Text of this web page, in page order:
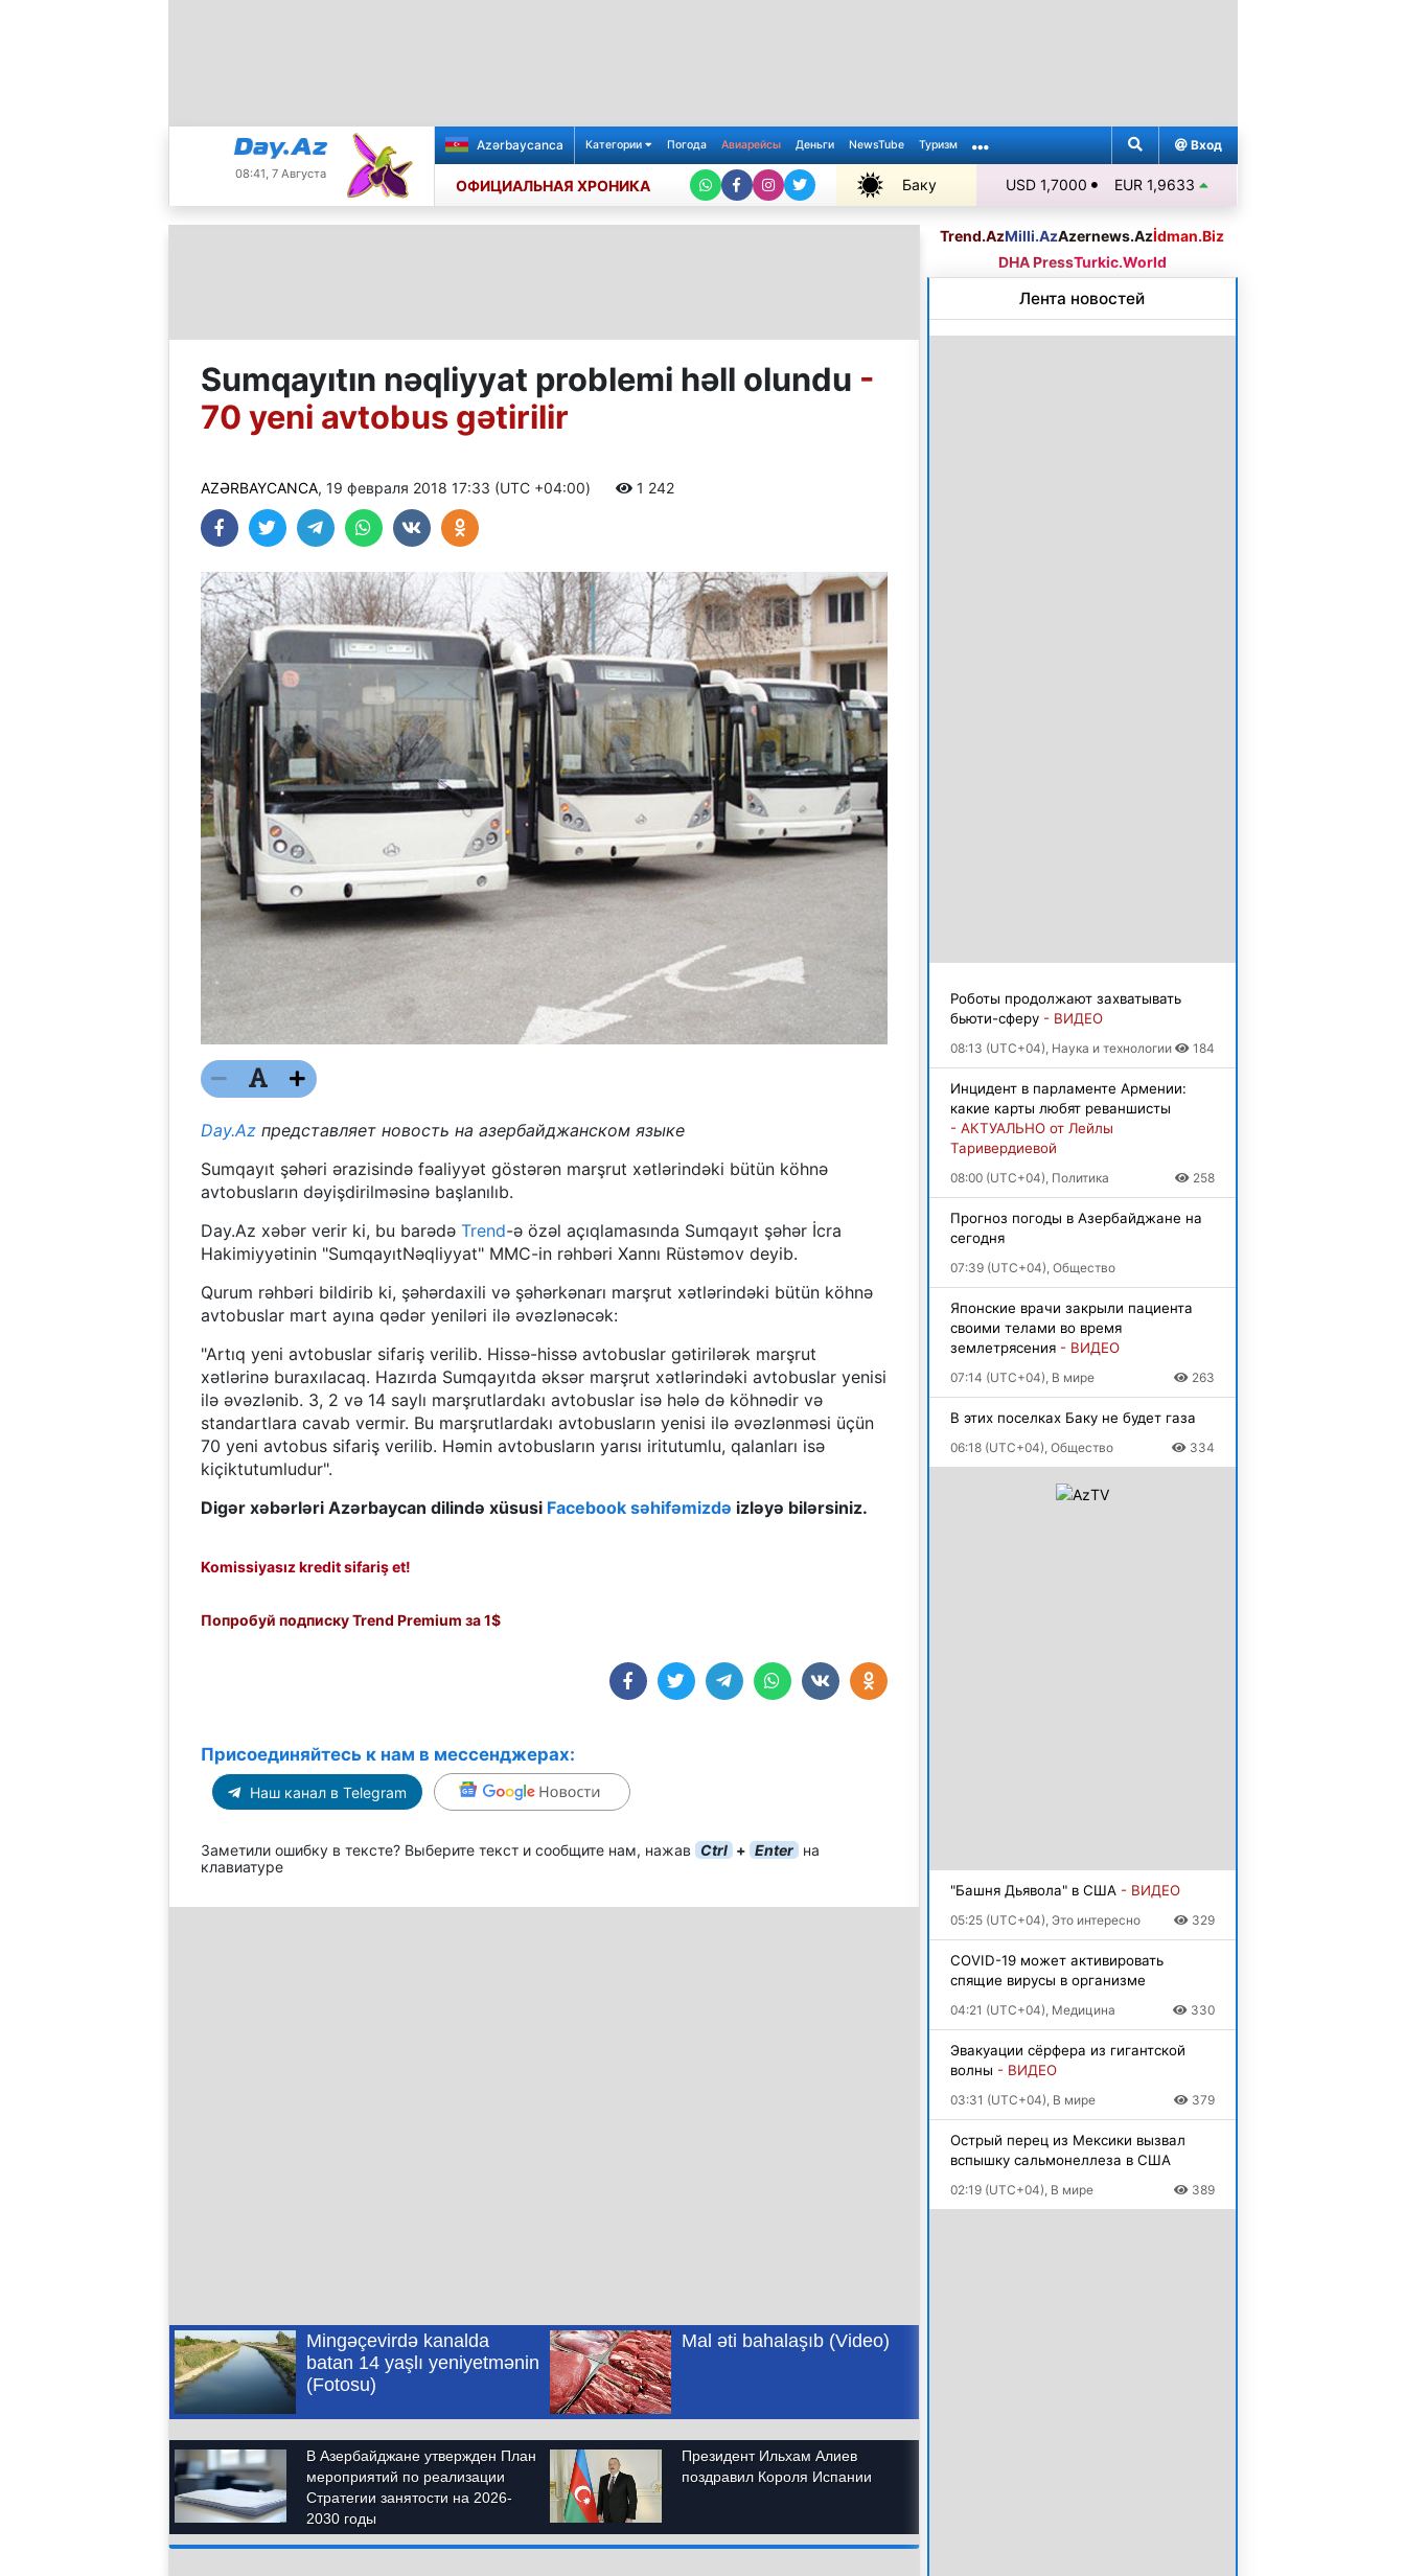
08:41, 7 Августа
Azərbaycanca Категории Погода Авиарейсы Деньги NewsTube Туризм Вход
ОФИЦИАЛЬНАЯ ХРОНИКА Баку
+28℃
USD 1,7000 EUR 1,9633
Sumqayıtın nəqliyyat problemi həll olundu -
70 yeni avtobus gətirilir
AZƏRBAYCANCA, 19 февраля 2018 17:33 (UTC +04:00) 1 242
Day.Az представляет новость на азербайджанском языке
Sumqayıt şəhəri ərazisində fəaliyyət göstərən marşrut xətlərindəki bütün köhnə
avtobusların dəyişdirilməsinə başlanılıb.
Day.Az xəbər verir ki, bu barədə Trend-ə özəl açıqlamasında Sumqayıt şəhər İcra
Hakimiyyətinin "SumqayıtNəqliyyat" MMC-in rəhbəri Xannı Rüstəmov deyib.
Qurum rəhbəri bildirib ki, şəhərdaxili və şəhərkənarı marşrut xətlərindəki bütün köhnə
avtobuslar mart ayına qədər yeniləri ilə əvəzlənəcək:
"Artıq yeni avtobuslar sifariş verilib. Hissə-hissə avtobuslar gətirilərək marşrut
xətlərinə buraxılacaq. Hazırda Sumqayıtda əksər marşrut xətlərindəki avtobuslar yenisi
ilə əvəzlənib. 3, 2 və 14 saylı marşrutlardakı avtobuslar isə hələ də köhnədir və
standartlara cavab vermir. Bu marşrutlardakı avtobusların yenisi ilə əvəzlənməsi üçün
70 yeni avtobus sifariş verilib. Həmin avtobusların yarısı iritutumlu, qalanları isə
kiçiktutumludur".
Digər xəbərləri Azərbaycan dilində xüsusi Facebook səhifəmizdə izləyə bilərsiniz.
Komissiyasız kredit sifariş et!
Попробуй подписку Trend Premium за 1$
Присоединяйтесь к нам в мессенджерах:
Наш канал в Telegram
Заметили ошибку в тексте? Выберите текст и сообщите нам, нажав Ctrl + Enter на
клавиатуре
Trend.AzMilli.AzAzernews.Azİdman.Biz
DHA PressTurkic.World
Лента новостей
Роботы продолжают захватывать
бьюти-сферу - ВИДЕО
08:13 (UTC+04), Наука и технологии 184
Инцидент в парламенте Армении:
какие карты любят реваншисты
- АКТУАЛЬНО от Лейлы
Таривердиевой
08:00 (UTC+04), Политика 258
Прогноз погоды в Азербайджане на
сегодня
07:39 (UTC+04), Общество
Японские врачи закрыли пациента
своими телами во время
землетрясения - ВИДЕО
07:14 (UTC+04), В мире 263
В этих поселках Баку не будет газа
06:18 (UTC+04), Общество 334
"Башня Дьявола" в США - ВИДЕО
05:25 (UTC+04), Это интересно 329
COVID-19 может активировать
спящие вирусы в организме
04:21 (UTC+04), Медицина 330
Эвакуации сёрфера из гигантской
волны - ВИДЕО
03:31 (UTC+04), В мире 379
Острый перец из Мексики вызвал
вспышку сальмонеллеза в США
02:19 (UTC+04), В мире 389